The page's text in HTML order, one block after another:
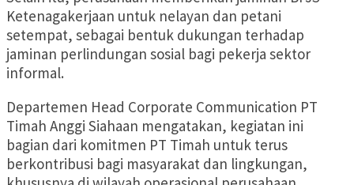
Ketenagakerjaan untuk nelayan dan petani
setempat, sebagai bentuk dukungan terhadap
jaminan perlindungan sosial bagi pekerja sektor
informal.
Departemen Head Corporate Communication PT
Timah Anggi Siahaan mengatakan, kegiatan ini
bagian dari komitmen PT Timah untuk terus
berkontribusi bagi masyarakat dan lingkungan,